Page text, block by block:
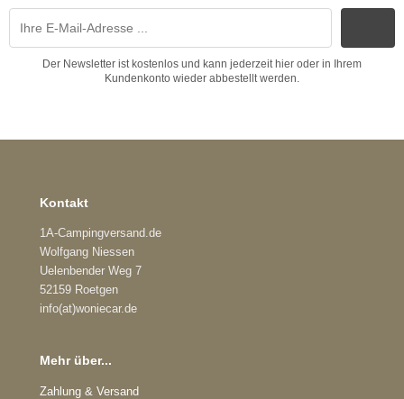
Der Newsletter ist kostenlos und kann jederzeit hier oder in Ihrem
Kundenkonto wieder abbestellt werden.
Kontakt
1A-Campingversand.de
Wolfgang Niessen
Uelenbender Weg 7
52159 Roetgen
info(at)woniecar.de
Mehr über...
Zahlung & Versand